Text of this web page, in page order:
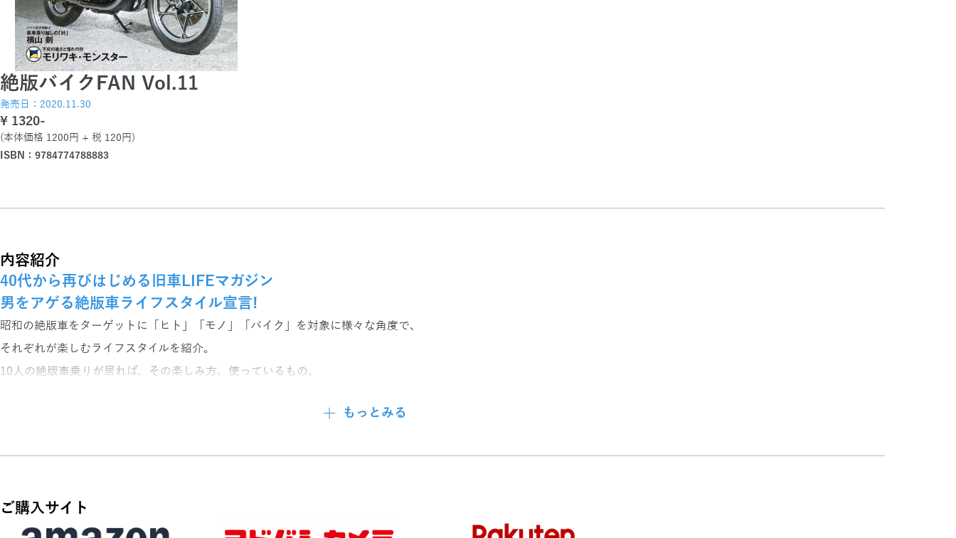
絶版バイクFAN Vol.11
発売日：2020.11.30
\ 1320-
(本体価格 1200円 + 税 120円)
ISBN：9784774788883
内容紹介
40代から再びはじめる旧車LIFEマガジン
男をアゲる絶版車ライフスタイル宣言!
昭和の絶版車をターゲットに「ヒト」「モノ」「バイク」を対象に様々な角度で、
それぞれが楽しむライフスタイルを紹介。
10人の絶版車乗りが居れば、その楽しみ方、使っているもの、
鋭い視点から本当にオーナー達が見たい情報・記事を提供します。
中型バイクメモリーズ
<特集>
もっとみる
ご購入サイト